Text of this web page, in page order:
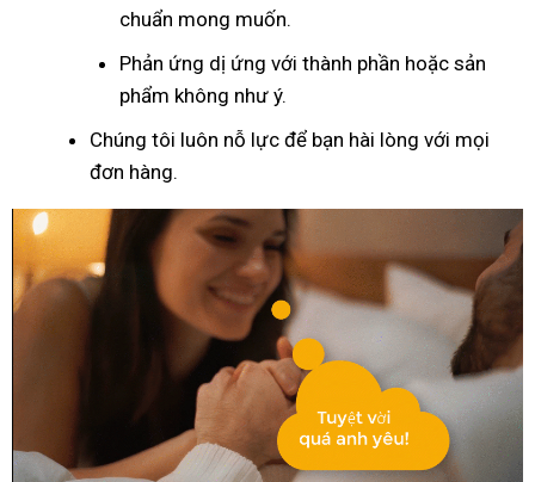
chuẩn mong muốn.
Phản ứng dị ứng với thành phần hoặc sản
phẩm không như ý.
Chúng tôi luôn nỗ lực để bạn hài lòng với mọi
đơn hàng.